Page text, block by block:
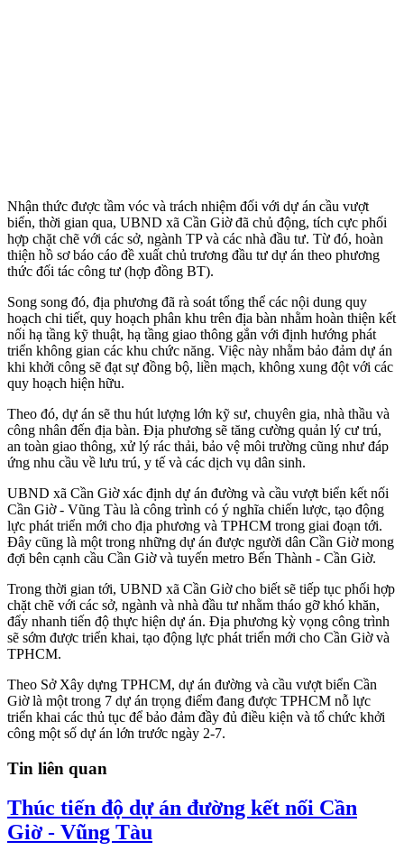
Nhận thức được tầm vóc và trách nhiệm đối với dự án cầu vượt
biển, thời gian qua, UBND xã Cần Giờ đã chủ động, tích cực phối
hợp chặt chẽ với các sở, ngành TP và các nhà đầu tư. Từ đó, hoàn
thiện hồ sơ báo cáo đề xuất chủ trương đầu tư dự án theo phương
thức đối tác công tư (hợp đồng BT).
Song song đó, địa phương đã rà soát tổng thể các nội dung quy
hoạch chi tiết, quy hoạch phân khu trên địa bàn nhằm hoàn thiện kết
nối hạ tầng kỹ thuật, hạ tầng giao thông gắn với định hướng phát
triển không gian các khu chức năng. Việc này nhằm bảo đảm dự án
khi khởi công sẽ đạt sự đồng bộ, liền mạch, không xung đột với các
quy hoạch hiện hữu.
Theo đó, dự án sẽ thu hút lượng lớn kỹ sư, chuyên gia, nhà thầu và
công nhân đến địa bàn. Địa phương sẽ tăng cường quản lý cư trú,
an toàn giao thông, xử lý rác thải, bảo vệ môi trường cũng như đáp
ứng nhu cầu về lưu trú, y tế và các dịch vụ dân sinh.
UBND xã Cần Giờ xác định dự án đường và cầu vượt biển kết nối
Cần Giờ - Vũng Tàu là công trình có ý nghĩa chiến lược, tạo động
lực phát triển mới cho địa phương và TPHCM trong giai đoạn tới.
Đây cũng là một trong những dự án được người dân Cần Giờ mong
đợi bên cạnh cầu Cần Giờ và tuyến metro Bến Thành - Cần Giờ.
Trong thời gian tới, UBND xã Cần Giờ cho biết sẽ tiếp tục phối hợp
chặt chẽ với các sở, ngành và nhà đầu tư nhằm tháo gỡ khó khăn,
đẩy nhanh tiến độ thực hiện dự án. Địa phương kỳ vọng công trình
sẽ sớm được triển khai, tạo động lực phát triển mới cho Cần Giờ và
TPHCM.
Theo Sở Xây dựng TPHCM, dự án đường và cầu vượt biển Cần
Giờ là một trong 7 dự án trọng điểm đang được TPHCM nỗ lực
triển khai các thủ tục để bảo đảm đầy đủ điều kiện và tổ chức khởi
công một số dự án lớn trước ngày 2-7.
Tin liên quan
Thúc tiến độ dự án đường kết nối Cần
Giờ - Vũng Tàu